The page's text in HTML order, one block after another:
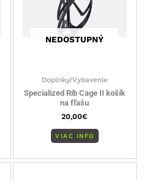
NEDOSTUPNÝ
Doplnky/Vybavenie
Specialized Rib Cage II košík
na fľašu
20,00€
VIAC INFO